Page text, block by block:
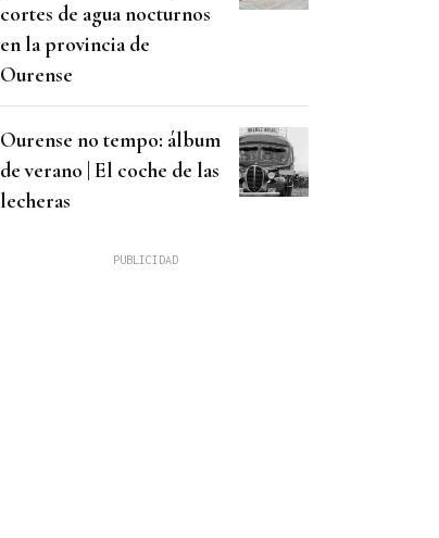
cortes de agua nocturnos
en la provincia de
Ourense
Ourense no tempo: álbum
de verano | El coche de las
lecheras